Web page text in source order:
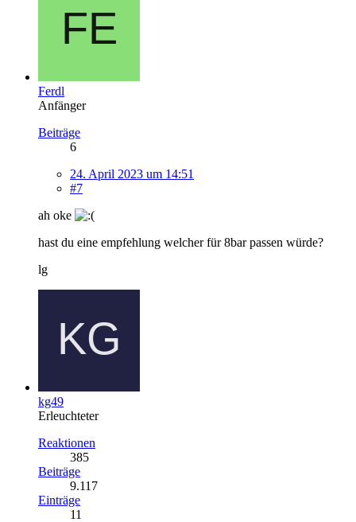
Ferdl
Anfänger
Beiträge
6
24. April 2023 um 14:51
#7
ah oke
hast du eine empfehlung welcher für 8bar passen würde?
lg
kg49
Erleuchteter
Reaktionen
385
Beiträge
9.117
Einträge
11